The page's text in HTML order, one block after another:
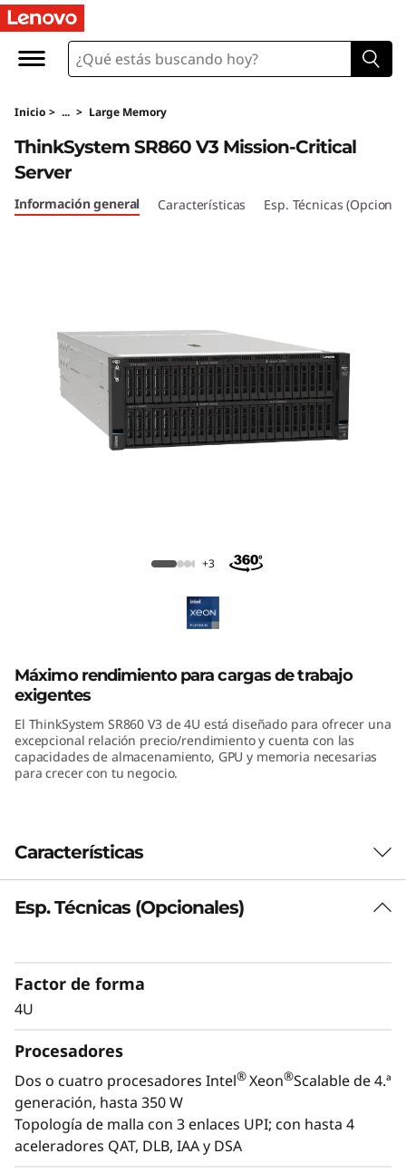
Inicio > ... > Large Memory
ThinkSystem SR860 V3 Mission-Critical
Server
Información general Características Esp. Técnicas
+3
Máximo rendimiento para cargas de trabajo
exigentes
El ThinkSystem SR860 V3 de 4U está diseñado para ofrecer una
excepcional relación precio/rendimiento y cuenta con las
capacidades de almacenamiento, GPU y memoria necesarias
para crecer con tu negocio.
Características
Preparado para cargas de trabajo de
procesadores Intel
Gen5 utilizados, el SR860 V3 admite un 33 %
más* de conexiones directas, con unidades
NVMe preparadas para Gen4 y Gen5, y
ampliación del almacenamiento hasta 48
unidades de 2,5" + dos de 7 mm o dos M.2
Esp. Técnicas (Opcionales)
Factor de forma
4U
Procesadores
Dos o cuatro procesadores Intel®Xeon®Scalable de 4.ª
generación, hasta 350 W
Topología de malla con 3 enlaces UPI; con hasta 4
aceleradores QAT, DLB, IAA y DSA